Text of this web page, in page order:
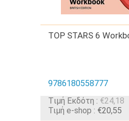
TOP STARS 6
9786180558777
Tιμή Εκδότη : €24,18
Τιμή e-shop : €20,55